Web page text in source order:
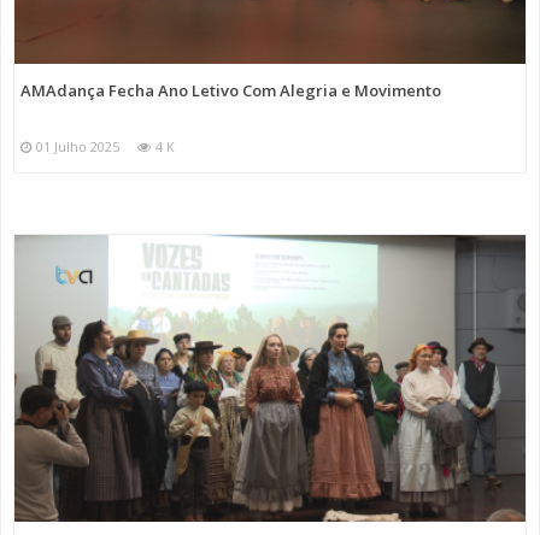
AMAdança Fecha Ano Letivo Com Alegria e Movimento
01 Julho 2025 4 K